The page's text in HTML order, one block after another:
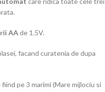
AAde 1.5V.
facand curatenia de dupa
pe 3 marimi (Mare mijlociu si